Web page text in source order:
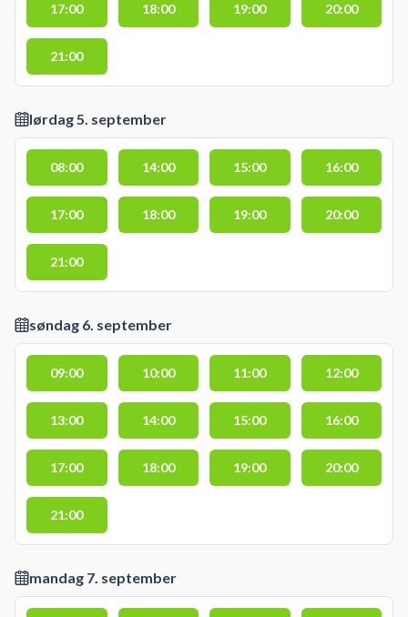
17:00 18:00 19:00 20:00
21:00
lørdag 5. september
08:00 14:00 15:00 16:00
17:00 18:00 19:00 20:00
21:00
søndag 6. september
09:00 10:00 11:00 12:00
13:00 14:00 15:00 16:00
17:00 18:00 19:00 20:00
21:00
mandag 7. september